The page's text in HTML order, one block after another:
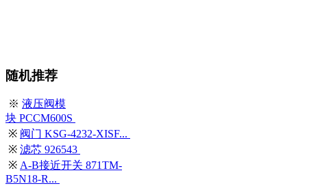
随机推荐
※ 液压阀模
块 PCCM600S
※ 阀门 KSG-4232-XISF...
※ 滤芯 926543
※ A-B接近开关 871TM-
B5N18-R...